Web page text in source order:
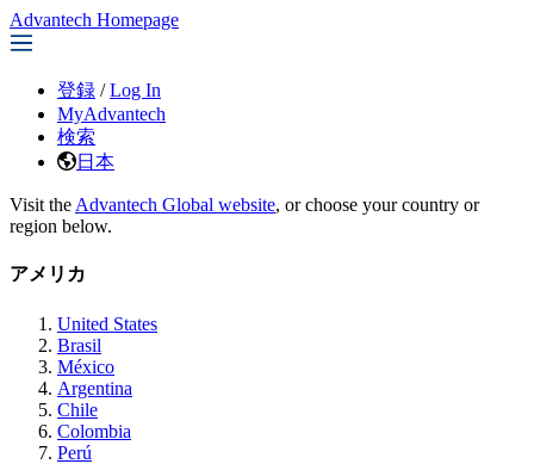
Advantech Homepage
登録 / Log In
MyAdvantech
検索
日本
Visit the Advantech Global website, or choose your country or
region below.
アメリカ
United States
Brasil
México
Argentina
Chile
Colombia
Perú